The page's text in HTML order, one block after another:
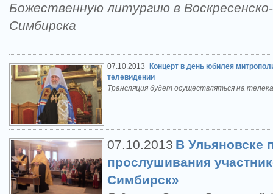
Божественную литургию в
Симбирска
07.10.2013
Концерт в день юбилея
телевидении
Трансляция будет осуществляться на
07.10.2013 В Ульяновске
прослушивания
Симбирск»